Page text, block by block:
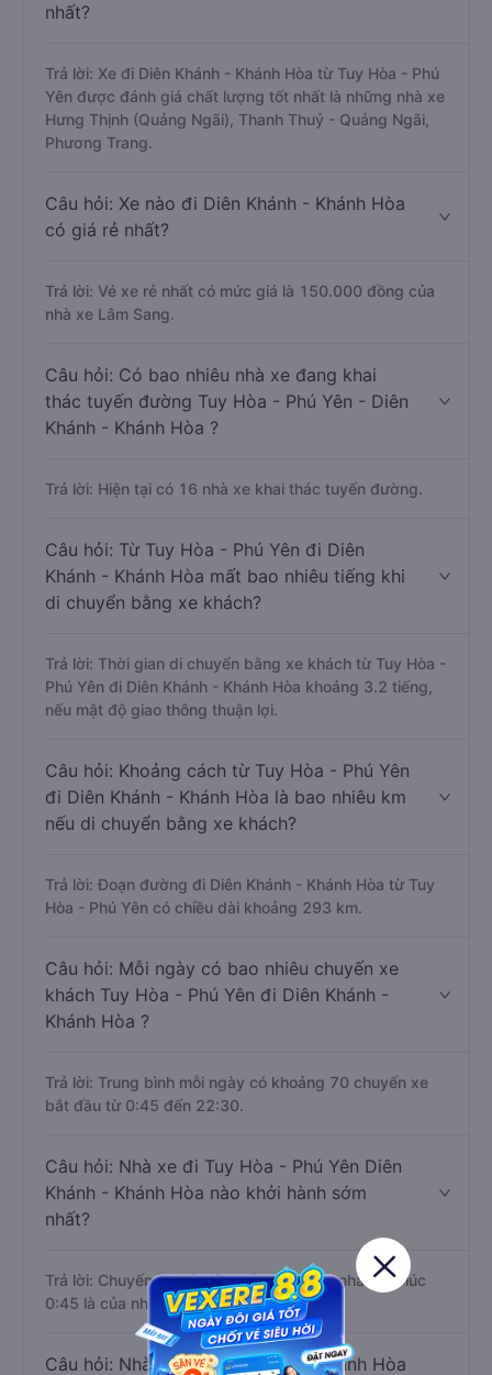
nhất?
Trả lời: Xe đi Diên Khánh - Khánh Hòa từ Tuy Hòa - Phú
Yên được đánh giá chất lượng tốt nhất là những nhà xe
Hưng Thịnh (Quảng Ngãi), Thanh Thuỷ - Quảng Ngãi,
Phương Trang.
Câu hỏi: Xe nào đi Diên Khánh - Khánh Hòa
có giá rẻ nhất?
Trả lời: Vé xe rẻ nhất có mức giá là 150.000 đồng của
nhà xe Lâm Sang.
Câu hỏi: Có bao nhiêu nhà xe đang khai
thác tuyến đường Tuy Hòa - Phú Yên - Diên
Khánh - Khánh Hòa ?
Trả lời: Hiện tại có 16 nhà xe khai thác tuyến đường.
Câu hỏi: Từ Tuy Hòa - Phú Yên đi Diên
Khánh - Khánh Hòa mất bao nhiêu tiếng khi
di chuyển bằng xe khách?
Trả lời: Thời gian di chuyển bằng xe khách từ Tuy Hòa -
Phú Yên đi Diên Khánh - Khánh Hòa khoảng 3.2 tiếng,
nếu mật độ giao thông thuận lợi.
Câu hỏi: Khoảng cách từ Tuy Hòa - Phú Yên
đi Diên Khánh - Khánh Hòa là bao nhiêu km
nếu di chuyển bằng xe khách?
Trả lời: Đoạn đường đi Diên Khánh - Khánh Hòa từ Tuy
Hòa - Phú Yên có chiều dài khoảng 293 km.
Câu hỏi: Mỗi ngày có bao nhiêu chuyến xe
khách Tuy Hòa - Phú Yên đi Diên Khánh -
Khánh Hòa ?
Trả lời: Trung bình mỗi ngày có khoảng 70 chuyến xe
bắt đầu từ 0:45 đến 22:30.
Câu hỏi: Nhà xe đi Tuy Hòa - Phú Yên Diên
Khánh - Khánh Hòa nào khởi hành sớm
nhất?
Trả lời: Chuyến xe có giờ xuất phát sớm nhất vào lúc
0:45 là của nhà xe Tân Quang Dũng.
Câu hỏi: Nhà xe đi Diên Khánh - Khánh Hòa